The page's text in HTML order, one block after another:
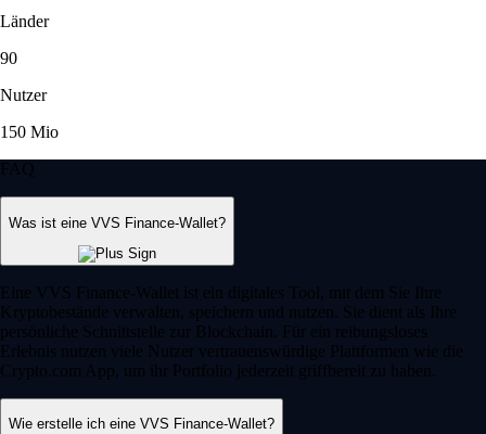
Länder
90
Nutzer
150 Mio
FAQ
Was ist eine VVS Finance-Wallet?
Eine VVS Finance-Wallet ist ein digitales Tool, mit dem Sie Ihre
Kryptobestände verwalten, speichern und nutzen. Sie dient als Ihre
persönliche Schnittstelle zur Blockchain. Für ein reibungsloses
Erlebnis nutzen viele Nutzer vertrauenswürdige Plattformen wie die
Crypto.com App, um ihr Portfolio jederzeit griffbereit zu haben.
Wie erstelle ich eine VVS Finance-Wallet?